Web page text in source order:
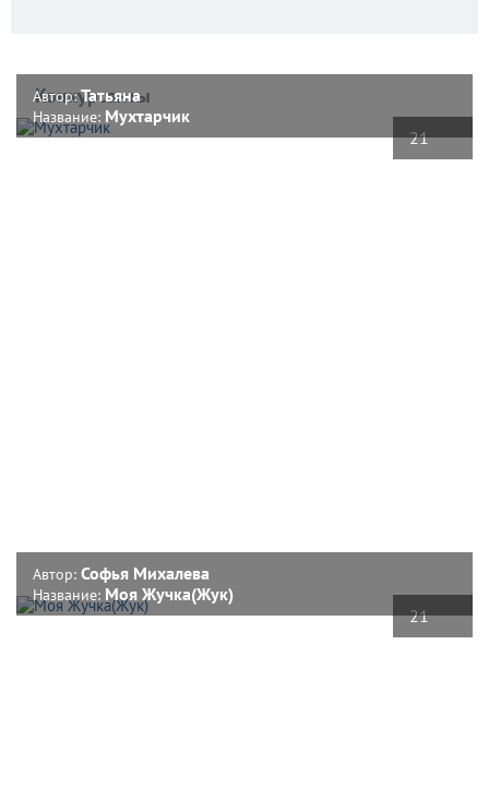
Конкурсанты
21
Автор:Татьяна
Название: Мухтарчик
21
Автор: Софья Михалева
Название: Моя Жучка(Жук)